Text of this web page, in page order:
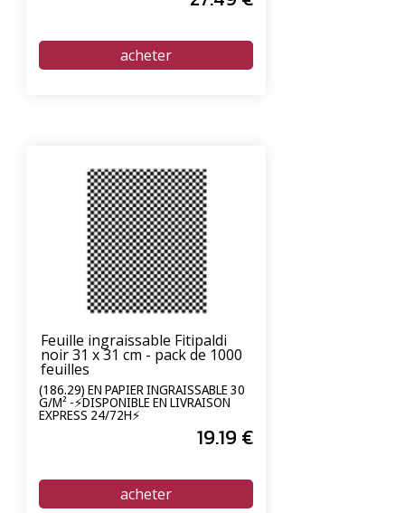
Feuille ingraissable Fitipaldi
noir 31 x 31 cm - pack de 1000
feuilles
(186.29) EN PAPIER INGRAISSABLE 30
G/M² -⚡DISPONIBLE EN LIVRAISON
EXPRESS 24/72H⚡
19.19 €